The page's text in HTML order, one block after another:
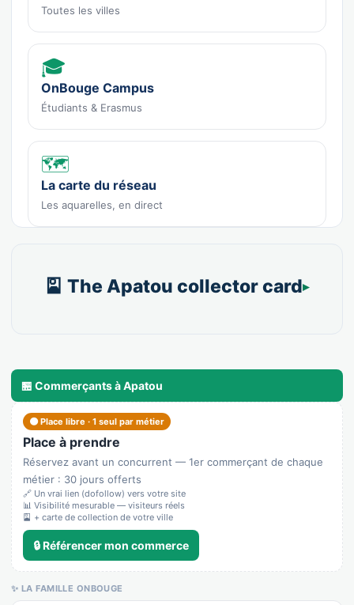
Toutes les villes
🎓
OnBouge Campus
Étudiants & Erasmus
🗺️
La carte du réseau
Les aquarelles, en direct
🎴 The Apatou collector card
🏪 Commerçants à Apatou
🟠 Place libre · 1 seul par métier
Place à prendre
Réservez avant un concurrent — 1er commerçant de chaque
métier : 30 jours offerts
🔗 Un vrai lien (dofollow) vers votre site
📊 Visibilité mesurable — visiteurs réels
🎴 + carte de collection de votre ville
🔒 Référencer mon commerce
✨ LA FAMILLE ONBOUGE